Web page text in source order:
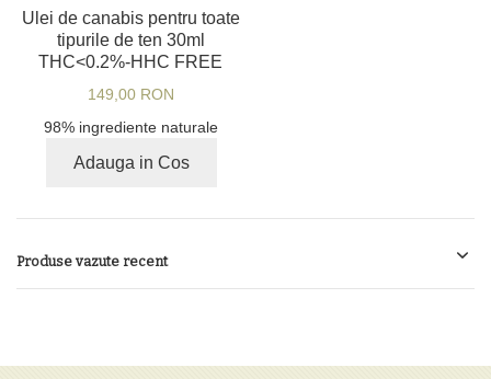
Ulei de canabis pentru toate
tipurile de ten 30ml
THC<0.2%-HHC FREE
149,00 RON
98% ingrediente naturale
Adauga in Cos
Produse vazute recent